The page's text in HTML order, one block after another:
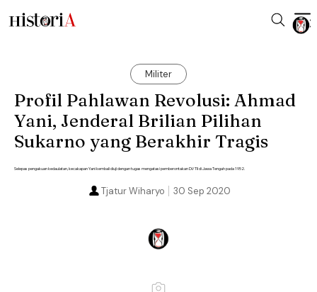
Militer
Profil Pahlawan Revolusi: Ahmad
Yani, Jenderal Brilian Pilihan
Sukarno yang Berakhir Tragis
Selepas pengakuan kedaulatan, kecakapan Yani kembali diuji dengan tugas mengatasi pemberontakan DI/TII di Jawa Tengah pada 1952.
30 Sep 2020
Tjatur Wiharyo